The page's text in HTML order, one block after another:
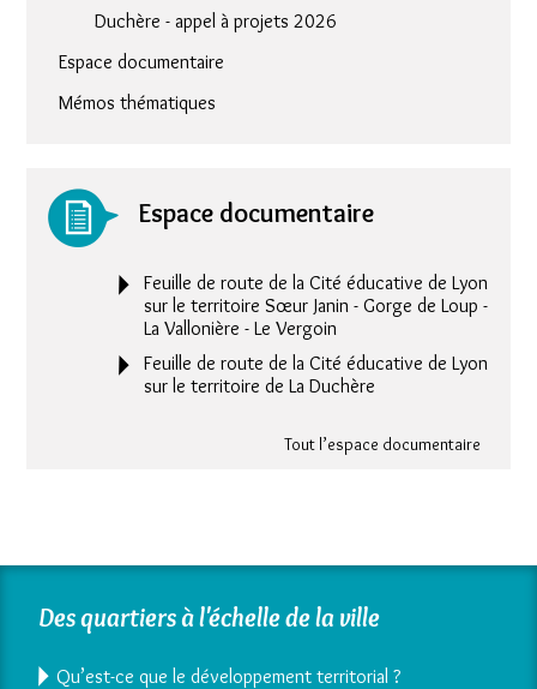
Duchère - appel à projets 2026
Espace documentaire
Mémos thématiques
Espace documentaire
Feuille de route de la Cité éducative de Lyon
sur le territoire Sœur Janin - Gorge de Loup -
La Vallonière - Le Vergoin
Feuille de route de la Cité éducative de Lyon
sur le territoire de La Duchère
Tout l’espace documentaire
Des quartiers à l'échelle de la ville
Qu’est-ce que le développement territorial ?